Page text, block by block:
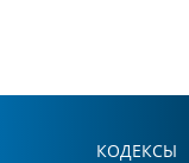
КОДЕКСЫ